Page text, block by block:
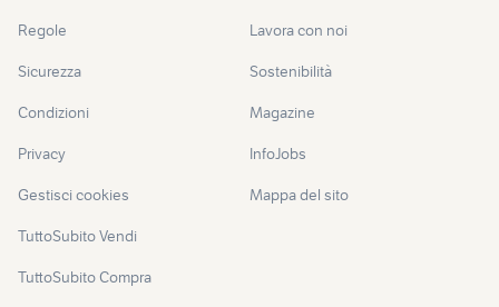
Regole
Sicurezza
Condizioni
Privacy
Gestisci cookies
TuttoSubito Vendi
TuttoSubito Compra
Lavora con noi
Sostenibilità
Magazine
InfoJobs
Mappa del sito